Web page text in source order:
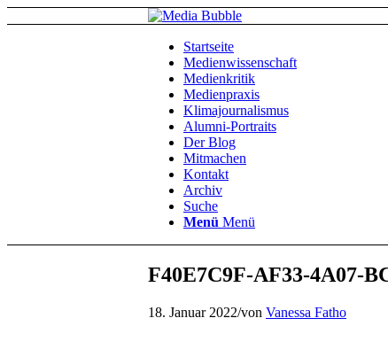
Startseite
Medienwissenschaft
Medienkritik
Medienpraxis
Klimajournalismus
Alumni-Portraits
Der Blog
Mitmachen
Kontakt
Archiv
Suche
Menü Menü
F40E7C9F-AF33-4A07-
18. Januar 2022/von Vanessa Fatho